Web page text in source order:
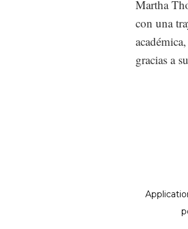
Martha
con una
gracias a